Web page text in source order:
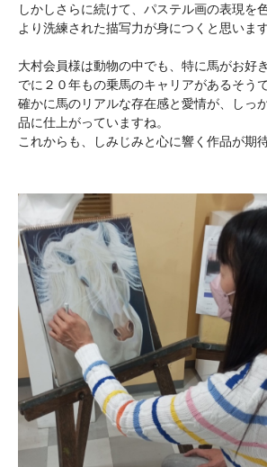
しかしさらに続けて、パステル画の表現を
より洗練された描写力が身につくと思います
大村会員様は動物の中でも、特に馬がお好
でに２０年もの乗馬のキャリアがあるそうで
確かに馬のリアルな存在感と愛情が、しっ
品に仕上がっていますね。
これからも、しみじみと心に響く作品が期